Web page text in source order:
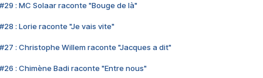
#29 : MC Solaar raconte "Bouge de là"
#28 : Lorie raconte "Je vais vite"
#27 : Christophe Willem raconte "Jacques a dit"
#26 : Chimène Badi raconte "Entre nous"